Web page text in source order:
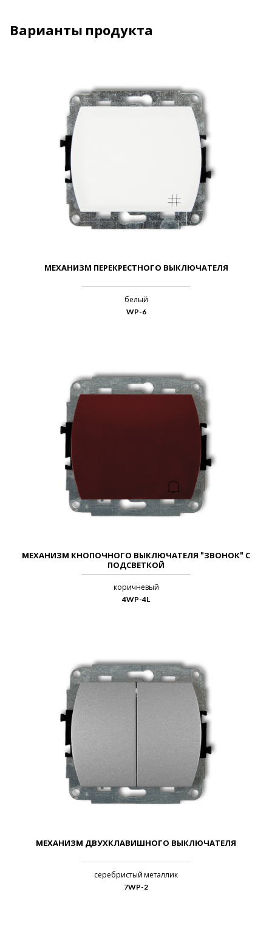
Варианты продукта
МЕХАНИЗМ ПЕРЕКРЕСТНОГО ВЫКЛЮЧАТЕЛЯ
белый
WP-6
МЕХАНИЗМ КНОПОЧНОГО ВЫКЛЮЧАТЕЛЯ "ЗВОНОК" С
ПОДСВЕТКОЙ
коричневый
4WP-4L
МЕХАНИЗМ ДВУХКЛАВИШНОГО ВЫКЛЮЧАТЕЛЯ
серебристый металлик
7WP-2